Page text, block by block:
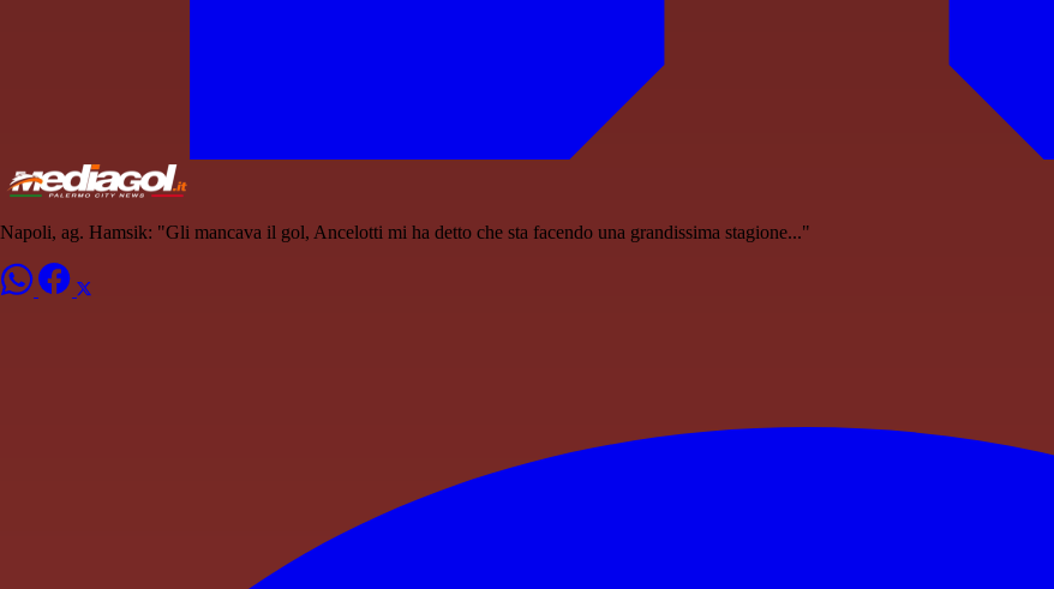
Napoli, ag. Hamsik: "Gli mancava il gol, Ancelotti mi ha detto che sta facendo una grandissima stagione..."